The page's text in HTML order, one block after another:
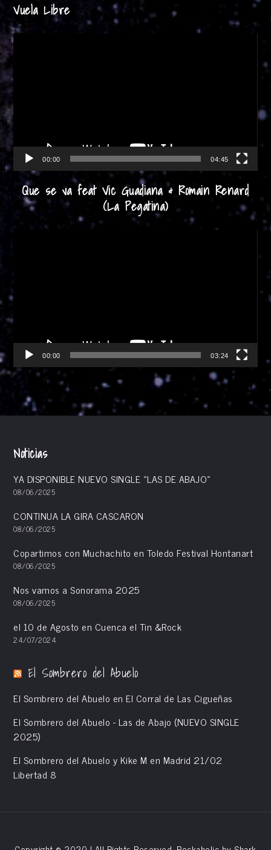
Vuela Libre
Reproductor
de
00:00 04:45
Que se va feat Vic Guadiana & Romain Renard
(La Pegatina)
00:00 03:24
Noticias
YA DISPONIBLE NUEVO SINGLE «LAS DE ABAJO»
08/06/2025
CONTINUA LA GIRA CASCARON
08/06/2025
Copartimos con Muchachito en Toledo Festival Hontanart
08/06/2025
Nos vamos a Sonorama 2025
08/06/2025
el 10 de Agosto en Cuenca el Tin &Rock
24/07/2024
El Sombrero del Abuelo
El Sombrero del Abuelo en El Corral de Las Cigueñas
El Sombrero del Abuelo - Las de Abajo (NUEVO SINGLE
2025)
El Sombrero del Abuelo y Kike M en Madrid 21/02
Libertad 8